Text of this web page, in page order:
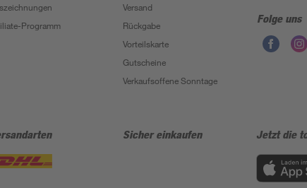
Programm
Versand
Rückgabe
Vorteilskarte
Gutscheine
Verkaufsoffene Sonntage
Folge uns
Sicher einkaufen Jetzt die